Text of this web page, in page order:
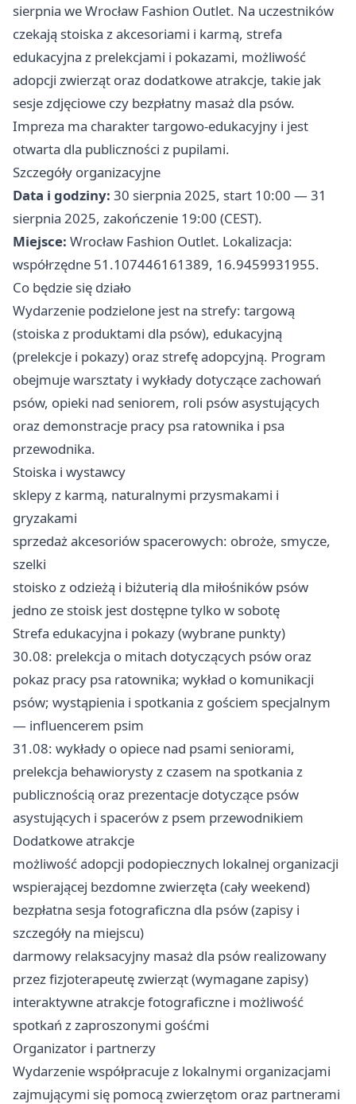
sierpnia we Wrocław Fashion Outlet. Na uczestników
czekają stoiska z akcesoriami i karmą, strefa
edukacyjna z prelekcjami i pokazami, możliwość
adopcji zwierząt oraz dodatkowe atrakcje, takie jak
sesje zdjęciowe czy bezpłatny masaż dla psów.
Impreza ma charakter targowo-edukacyjny i jest
otwarta dla publiczności z pupilami.
Szczegóły organizacyjne
Data i godziny: 30 sierpnia 2025, start 10:00 — 31
sierpnia 2025, zakończenie 19:00 (CEST).
Miejsce: Wrocław Fashion Outlet. Lokalizacja:
współrzędne 51.107446161389, 16.9459931955.
Co będzie się działo
Wydarzenie podzielone jest na strefy: targową
(stoiska z produktami dla psów), edukacyjną
(prelekcje i pokazy) oraz strefę adopcyjną. Program
obejmuje warsztaty i wykłady dotyczące zachowań
psów, opieki nad seniorem, roli psów asystujących
oraz demonstracje pracy psa ratownika i psa
przewodnika.
Stoiska i wystawcy
sklepy z karmą, naturalnymi przysmakami i
gryzakami
sprzedaż akcesoriów spacerowych: obroże, smycze,
szelki
stoisko z odzieżą i biżuterią dla miłośników psów
jedno ze stoisk jest dostępne tylko w sobotę
Strefa edukacyjna i pokazy (wybrane punkty)
30.08: prelekcja o mitach dotyczących psów oraz
pokaz pracy psa ratownika; wykład o komunikacji
psów; wystąpienia i spotkania z gościem specjalnym
— influencerem psim
31.08: wykłady o opiece nad psami seniorami,
prelekcja behawiorysty z czasem na spotkania z
publicznością oraz prezentacje dotyczące psów
asystujących i spacerów z psem przewodnikiem
Dodatkowe atrakcje
możliwość adopcji podopiecznych lokalnej organizacji
wspierającej bezdomne zwierzęta (cały weekend)
bezpłatna sesja fotograficzna dla psów (zapisy i
szczegóły na miejscu)
darmowy relaksacyjny masaż dla psów realizowany
przez fizjoterapeutę zwierząt (wymagane zapisy)
interaktywne atrakcje fotograficzne i możliwość
spotkań z zaproszonymi gośćmi
Organizator i partnerzy
Wydarzenie współpracuje z lokalnymi organizacjami
zajmującymi się pomocą zwierzętom oraz partnerami